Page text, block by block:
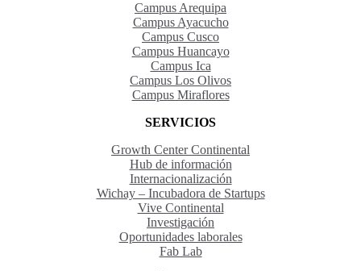
Campus Arequipa
Campus Ayacucho
Campus Cusco
Campus Huancayo
Campus Ica
Campus Los Olivos
Campus Miraflores
SERVICIOS
Growth Center Continental
Hub de información
Internacionalización
Wichay – Incubadora de Startups
Vive Continental
Investigación
Oportunidades laborales
Fab Lab